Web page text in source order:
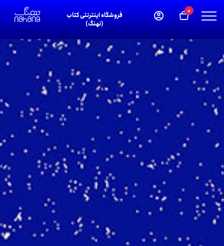
0
فروشگاه اینترنتی کتاب
(نهنگ)